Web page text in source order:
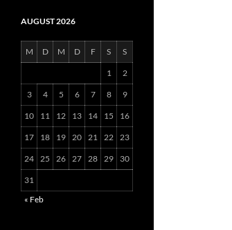
AUGUST 2026
M D M D F S S
1 2
3 4 5 6 7 8 9
10 11 12 13 14 15 16
17 18 19 20 21 22 23
24 25 26 27 28 29 30
31
« Feb